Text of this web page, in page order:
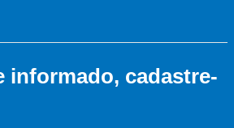
informado, cadastre-